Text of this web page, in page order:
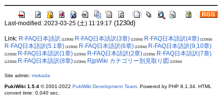
Last-modified: 2023-03-25 (土) 11:19:17 (1230d)
Link: R-FAQ日本語訳 (1230d) R-FAQ日本語訳(3章)(1230d) R-FAQ日本語訳(4章)(1230d)
R-FAQ日本語訳(5.1章)(1230d) R-FAQ日本語訳(6章)(1230d) R-FAQ日本語訳(9,10章)
(1230d) R-FAQ日本語訳(1章)(1230d) R-FAQ日本語訳(2章)(1230d) R-FAQ日本語訳(7章)
(1230d) R-FAQ日本語訳(8章)(1230d) RjpWiki カテゴリー別見取り図 (1230d)
Site admin: mokada
PukiWiki 1.5.4© 2001-2022 PukiWiki Development Team. Powered by PHP 8.1.34. HTML
convert time: 0.040 sec.